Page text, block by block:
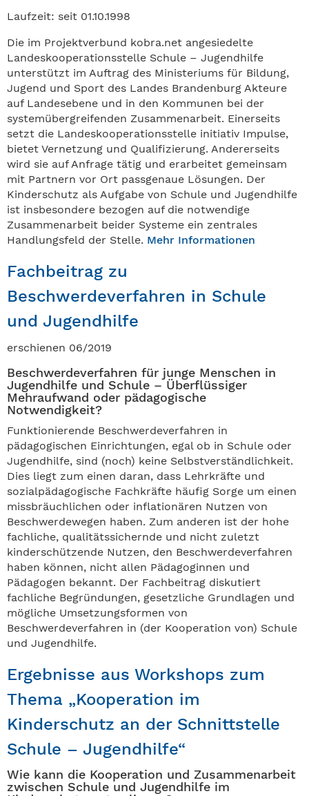
Laufzeit: seit 01.10.1998
Die im Projektverbund kobra.net angesiedelte
Landeskooperationsstelle Schule – Jugendhilfe
unterstützt im Auftrag des Ministeriums für Bildung,
Jugend und Sport des Landes Brandenburg Akteure
auf Landesebene und in den Kommunen bei der
systemübergreifenden Zusammenarbeit. Einerseits
setzt die Landeskooperationsstelle initiativ Impulse,
bietet Vernetzung und Qualifizierung. Andererseits
wird sie auf Anfrage tätig und erarbeitet gemeinsam
mit Partnern vor Ort passgenaue Lösungen. Der
Kinderschutz als Aufgabe von Schule und Jugendhilfe
ist insbesondere bezogen auf die notwendige
Zusammenarbeit beider Systeme ein zentrales
Handlungsfeld der Stelle. Mehr Informationen
Fachbeitrag zu
Beschwerdeverfahren in Schule
und Jugendhilfe
erschienen 06/2019
Beschwerdeverfahren für junge Menschen in
Jugendhilfe und Schule – Überflüssiger
Mehraufwand oder pädagogische
Notwendigkeit?
Funktionierende Beschwerdeverfahren in
pädagogischen Einrichtungen, egal ob in Schule oder
Jugendhilfe, sind (noch) keine Selbstverständlichkeit.
Dies liegt zum einen daran, dass Lehrkräfte und
sozialpädagogische Fachkräfte häufig Sorge um einen
missbräuchlichen oder inflationären Nutzen von
Beschwerdewegen haben. Zum anderen ist der hohe
fachliche, qualitätssichernde und nicht zuletzt
kinderschützende Nutzen, den Beschwerdeverfahren
haben können, nicht allen Pädagoginnen und
Pädagogen bekannt. Der Fachbeitrag diskutiert
fachliche Begründungen, gesetzliche Grundlagen und
mögliche Umsetzungsformen von
Beschwerdeverfahren in (der Kooperation von) Schule
und Jugendhilfe.
Ergebnisse aus Workshops zum
Thema „Kooperation im
Kinderschutz an der Schnittstelle
Schule – Jugendhilfe“
Wie kann die Kooperation und Zusammenarbeit
zwischen Schule und Jugendhilfe im